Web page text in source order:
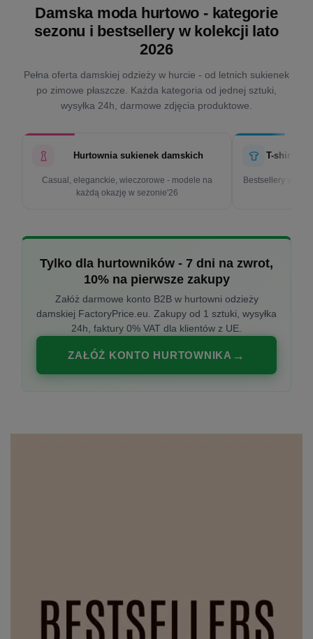
Damska moda hurtowo - kategorie
sezonu i bestsellery w kolekcji lato
2026
Pełna oferta damskiej odzieży w hurcie - od letnich sukienek
po zimowe płaszcze. Każda kategoria od jednej sztuki,
wysyłka 24h, darmowe zdjęcia produktowe.
Hurtownia sukienek damskich
Casual, eleganckie, wieczorowe - modele na
każdą okazję w sezonie'26
T-shirty
Bestsellery w
Tylko dla hurtowników - 7 dni na zwrot,
10% na pierwsze zakupy
Załóż darmowe konto B2B w hurtowni odzieży
damskiej FactoryPrice.eu. Zakupy od 1 sztuki, wysyłka
24h, faktury 0% VAT dla klientów z UE.
ZAŁÓŻ KONTO HURTOWNIKA